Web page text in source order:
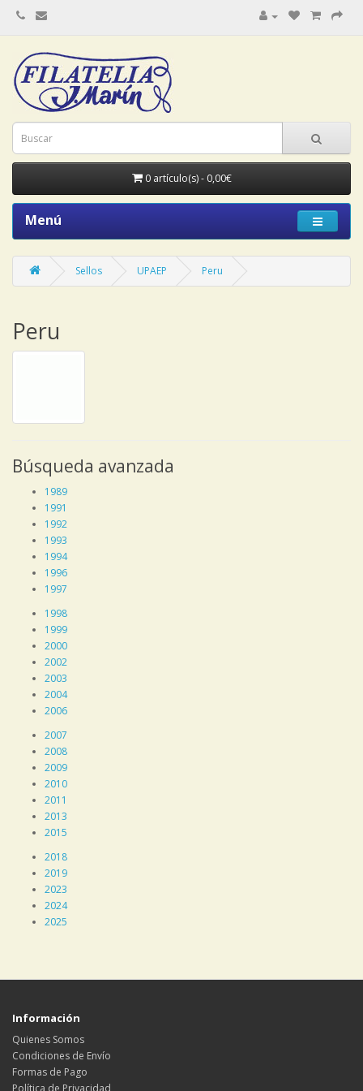
0 artículo(s) - 0,00€
Menú
Sellos UPAEP Peru
Peru
Búsqueda avanzada
1989
1991
1992
1993
1994
1996
1997
1998
1999
2000
2002
2003
2004
2006
2007
2008
2009
2010
2011
2013
2015
2018
2019
2023
2024
2025
Información
Quienes Somos
Condiciones de Envío
Formas de Pago
Política de Privacidad